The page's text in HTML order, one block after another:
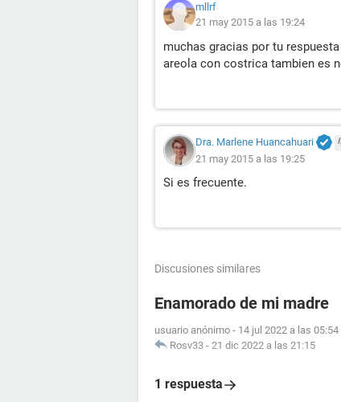
mllrf
21 may 2015 a las 19:24
muchas gracias por tu
areola con costrica tambien es
Dra. Marlene Huancahuari
21 may 2015 a las 19:25
Si es frecuente.
Discusiones similares
Enamorado de mi madre
usuario anónimo - 14 jul 2022 a las 05:54
Rosv33 - 21 dic 2022 a las 21:15
1 respuesta